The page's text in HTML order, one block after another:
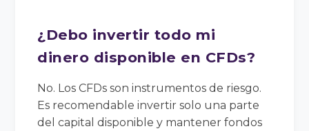
¿Debo invertir todo mi
dinero disponible en CFDs?
No. Los CFDs son instrumentos de riesgo.
Es recomendable invertir solo una parte
del capital disponible y mantener fondos